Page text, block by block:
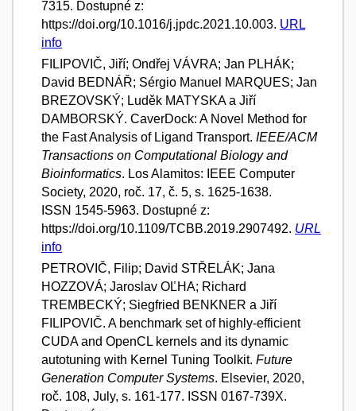
7315. Dostupné z:
https://doi.org/10.1016/j.jpdc.2021.10.003. URL
info
FILIPOVIČ, Jiří; Ondřej VÁVRA; Jan PLHÁK;
David BEDNÁŘ; Sérgio Manuel MARQUES; Jan
BREZOVSKÝ; Luděk MATYSKA a Jiří
DAMBORSKÝ. CaverDock: A Novel Method for
the Fast Analysis of Ligand Transport. IEEE/ACM
Transactions on Computational Biology and
Bioinformatics. Los Alamitos: IEEE Computer
Society, 2020, roč. 17, č. 5, s. 1625-1638.
ISSN 1545-5963. Dostupné z:
https://doi.org/10.1109/TCBB.2019.2907492. URL
info
PETROVIČ, Filip; David STŘELÁK; Jana
HOZZOVÁ; Jaroslav OĽHA; Richard
TREMBECKÝ; Siegfried BENKNER a Jiří
FILIPOVIČ. A benchmark set of highly-efficient
CUDA and OpenCL kernels and its dynamic
autotuning with Kernel Tuning Toolkit. Future
Generation Computer Systems. Elsevier, 2020,
roč. 108, July, s. 161-177. ISSN 0167-739X.